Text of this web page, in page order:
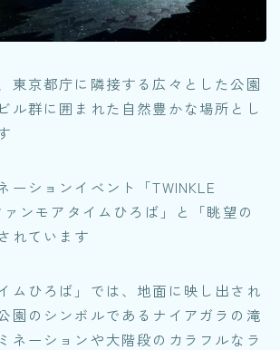
東京都庁に隣接する広々とした公園
ル群に囲まれた自然豊かな場所とし
ーションイベント「TWINKLE
ァンモアタイムひろば」と「眺望の
れています
ムひろば」では、地面に映し出され
園のシンボルであるナイアガラの滝
ネーションや大階段のカラフルなラ